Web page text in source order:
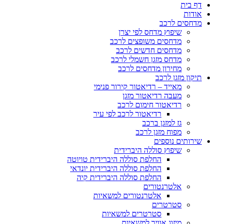
דף בית
אודות
מדחסים לרכב
שיפוץ מדחס לפי יצרן
מדחסים משופצים לרכב
מדחסים חדשים לרכב
מדחס מזגן חשמלי לרכב
מחירון מדחסים לרכב
תיקון מזגן לרכב
מאייד – רדיאטור קירור פנימי
מעבה רדיאטור מזגן
רדיאטור חימום לרכב
רדיאטור לרכב לפי עיר
גז למזגן ברכב
מפוח מזגן לרכב
שירותים נוספים
שיפוץ סוללה היברידית
החלפת סוללה היברידית טויוטה
החלפת סוללה היברידית יונדאי
החלפת סוללה היברידית קיה
אלטרנטורים
אלטרנטורים למשאיות
סטרטרים
סטרטרים למשאיות